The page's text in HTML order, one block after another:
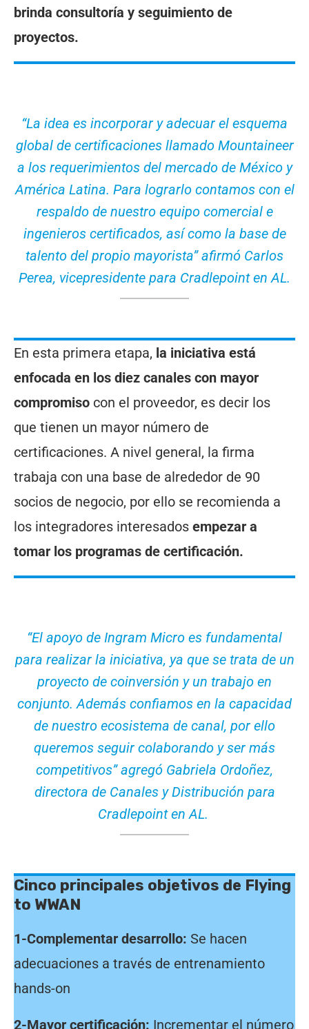
brinda consultoría y seguimiento de
proyectos.
“La idea es incorporar y adecuar el esquema
global de certificaciones llamado Mountaineer
a los requerimientos del mercado de México y
América Latina. Para lograrlo contamos con el
respaldo de nuestro equipo comercial e
ingenieros certificados, así como la base de
talento del propio mayorista” afirmó Carlos
Perea, vicepresidente para Cradlepoint en AL.
En esta primera etapa, la iniciativa está
enfocada en los diez canales con mayor
compromiso con el proveedor, es decir los
que tienen un mayor número de
certificaciones. A nivel general, la firma
trabaja con una base de alrededor de 90
socios de negocio, por ello se recomienda a
los integradores interesados empezar a
tomar los programas de certificación.
“El apoyo de Ingram Micro es fundamental
para realizar la iniciativa, ya que se trata de un
proyecto de coinversión y un trabajo en
conjunto. Además confiamos en la capacidad
de nuestro ecosistema de canal, por ello
queremos seguir colaborando y ser más
competitivos” agregó Gabriela Ordoñez,
directora de Canales y Distribución para
Cradlepoint en AL.
Cinco principales objetivos de Flying
to WWAN
1-Complementar desarrollo: Se hacen
adecuaciones a través de entrenamiento
hands-on
2-Mayor certificación: Incrementar el número